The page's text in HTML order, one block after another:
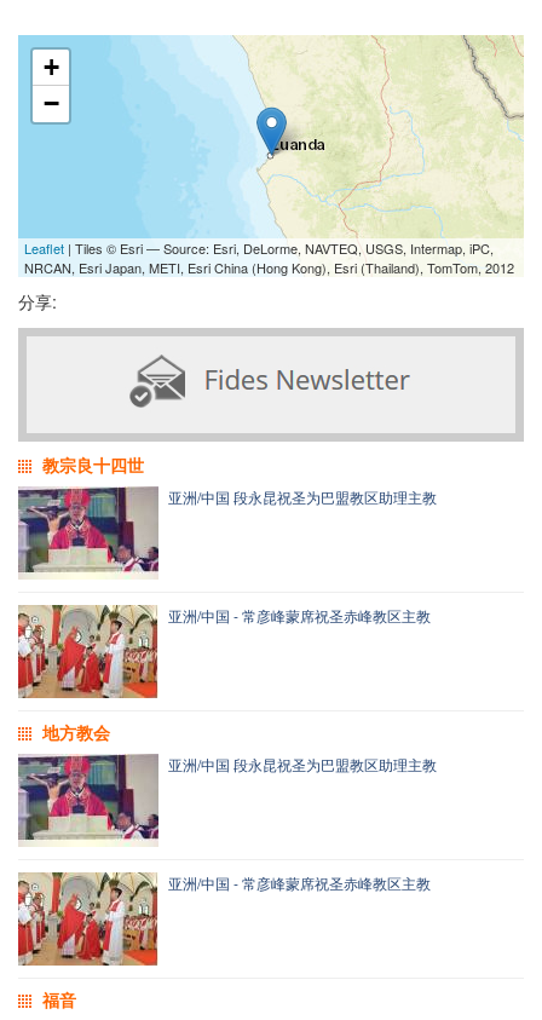
+
−
Leaflet | Tiles © Esri — Source: Esri, DeLorme, NAVTEQ, USGS, Intermap, iPC,
NRCAN, Esri Japan, METI, Esri China (Hong Kong), Esri (Thailand), TomTom, 2012
分享:
教宗良十四世
亚洲/中国 段永昆祝圣为巴盟教区助理主教
亚洲/中国 - 常彦峰蒙席祝圣赤峰教区主教
地方教会
亚洲/中国 段永昆祝圣为巴盟教区助理主教
亚洲/中国 - 常彦峰蒙席祝圣赤峰教区主教
福音